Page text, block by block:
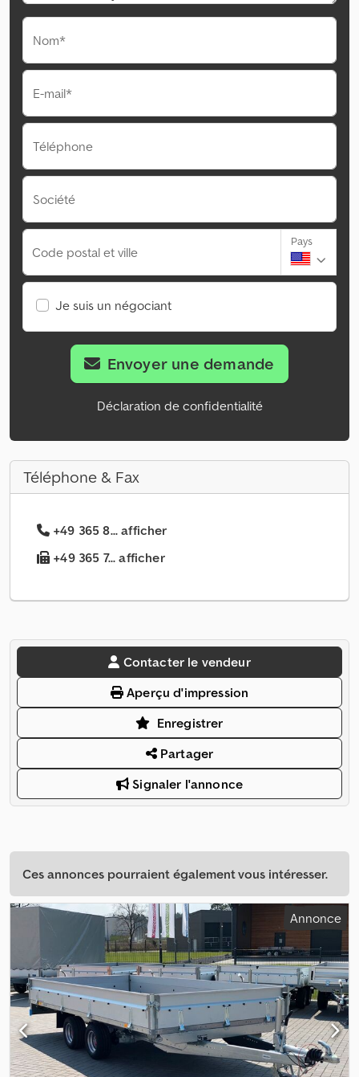
Nom*
E-mail*
Téléphone
Société
Code postal et ville
Pays
Je suis un négociant
Envoyer une demande
Déclaration de confidentialité
Téléphone & Fax
+49 365 8... afficher
+49 365 7... afficher
Contacter le vendeur
Aperçu d'impression
Enregistrer
Partager
Signaler l'annonce
Ces annonces pourraient également vous intéresser.
Annonce